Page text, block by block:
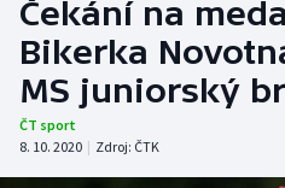
Cyklistika
DALŠÍ SPORTY
Americký fotbal
NEPŘEHLÉDNĚTE
Čekání na
Bikerka
MS juniorský
ČT sport
8. 10. 2020 | Zdroj: ČTK